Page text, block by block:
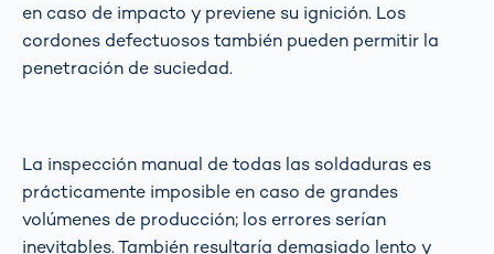
en caso de impacto y previene su ignición. Los
cordones defectuosos también pueden permitir la
penetración de suciedad.
La inspección manual de todas las soldaduras es
prácticamente imposible en caso de grandes
volúmenes de producción; los errores serían
inevitables. También resultaría demasiado lento y